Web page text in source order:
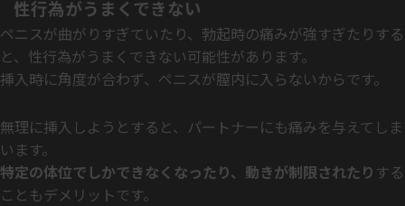
性行為がうまくできない
ペニスが曲がりすぎていたり、勃起時の痛みが強すぎたりする
と、性行為がうまくできない可能性があります。
挿入時に角度が合わず、ペニスが膣内に入らないからです。
無理に挿入しようとすると、パートナーにも痛みを与えてしま
います。
特定の体位でしかできなくなったり、動きが制限されたり する
こともデメリットです。